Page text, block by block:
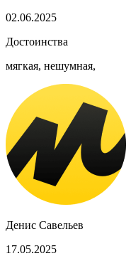
02.06.2025
Достоинства
мягкая, нешумная,
Денис Савельев
17.05.2025